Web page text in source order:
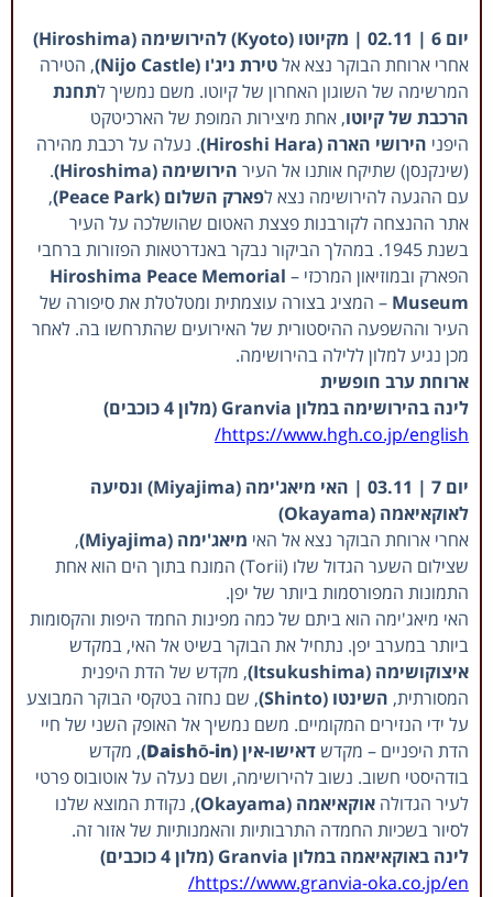
יום 6 | 02.11 | מקיוטו (Kyoto) להירושימה (Hiroshima)
אחרי ארוחת הבוקר נצא אלטירת ניג'ו (Nijo Castle)
, הטירה
המרשימה של השוגון האחרון של קיוטו. משם נמשיך לתחנת
הרכבת של קיוטו, אחת מיצירות המופת של הארכיטקט
היפני הירושי הארה (Hiroshi Hara)
. נעלה על רכבת מהירה
(שינקנסן) שתיקח אותנו אל העיר הירושימה (Hiroshima)
.
עם ההגעה להירושימה נצא לפארק השלום (Peace Park)
,
אתר ההנצחה לקורבנות פצצת האטום שהושלכה על העיר
בשנת 1945. במהלך הביקור נבקר באנדרטאות הפזורות ברחבי
הפארק ובמוזיאון המרכזי – Hiroshima Peace Memorial
Museum – המציג בצורה עוצמתית ומטלטלת את סיפורה של
העיר וההשפעה ההיסטורית של האירועים שהתרחשו בה. לאחר
מכן נגיע למלון ללילה בהירושימה.
ארוחת ערב חופשית
לינה בהירושימה במלון Granvia (מלון 4 כוכבים)
https://www.hgh.co.jp/english/
יום 7 | 03.11 | האי מיאג'ימה (Miyajima) ונסיעה
לאוקאיאמה (Okayama)
אחרי ארוחת הבוקר נצא אל האי מיאג'ימה (Miyajima)
,
שצילום השער הגדול שלו (Torii) המונח בתוך הים הוא אחת
התמונות המפורסמות ביותר של יפן.
האי מיאג'ימה הוא ביתם של כמה מפינות החמד היפות והקסומות
ביותר במערב יפן. נתחיל את הבוקר בשיט אל האי, במקדש
איצוקושימה (Itsukushima)
, מקדש של הדת היפנית
המסורתית, השינטו (Shinto)
, שם נחזה בטקסי הבוקר המבוצע
על ידי הנזירים המקומיים. משם נמשיך אל האופק השני של חיי
הדת היפניים – מקדשדאישו-אין (Daishō-in
), מקדש
בודהיסטי חשוב. נשוב להירושימה, ושם נעלה על אוטובוס פרטי
לעיר הגדולה אוקאיאמה (Okayama)
, נקודת המוצא שלנו
לסיור בשכיות החמדה התרבותיות והאמנותיות של אזור זה.
לינה באוקאיאמה במלון Granvia (מלון 4 כוכבים)
https://www.granvia-oka.co.jp/en/